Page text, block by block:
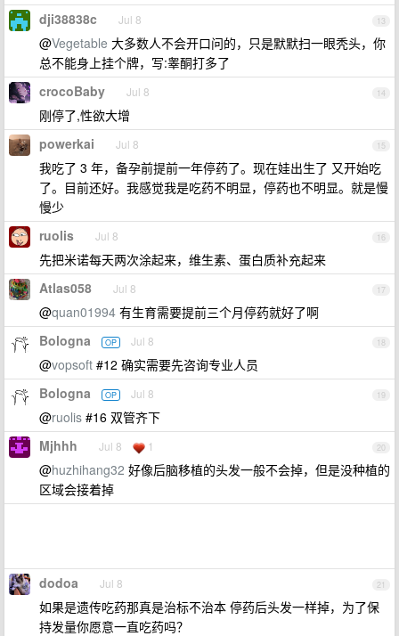
13
dji38838c Jul 8
@Vegetable 大多数人不会开口问的，只是默默扫一眼秃头，你
总不能身上挂个牌，写:睾酮打多了
14
crocoBaby Jul 8
刚停了,性欲大增
15
powerkai Jul 8
我吃了 3 年，备孕前提前一年停药了。现在娃出生了 又开始吃
了。目前还好。我感觉我是吃药不明显，停药也不明显。就是慢
慢少
16
ruolis Jul 8
先把米诺每天两次涂起来，维生素、蛋白质补充起来
17
Atlas058 Jul 8
@quan01994 有生育需要提前三个月停药就好了啊
18
Bologna OP Jul 8
@vopsoft #12 确实需要先咨询专业人员
19
Bologna OP Jul 8
@ruolis #16 双管齐下
20
Mjhhh Jul 8 1
@huzhihang32 好像后脑移植的头发一般不会掉，但是没种植的
区域会接着掉
21
dodoa Jul 8
如果是遗传吃药那真是治标不治本 停药后头发一样掉，为了保
持发量你愿意一直吃药吗？